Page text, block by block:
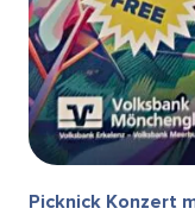
Picknick Konzert